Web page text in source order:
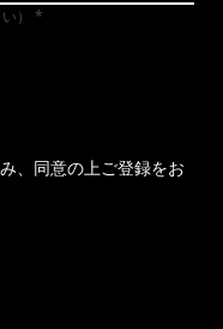
）
、同意の上ご登録をお